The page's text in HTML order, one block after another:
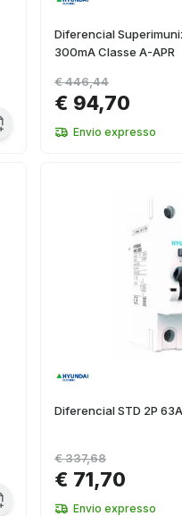
Diferencial
300mA Classe A-APR
€ 94,70
€ 446,44
Envio expresso
Diferencial STD 2P
€ 71,70
€ 337,68
Envio expresso